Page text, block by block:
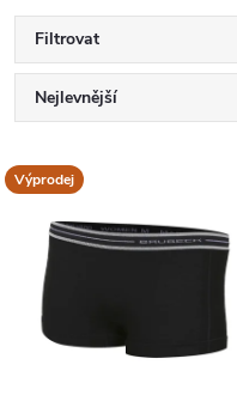
Filtrovat
Ř
a
Nejlevnější
Nejprodávanější
Abecedně
V
Výprodej